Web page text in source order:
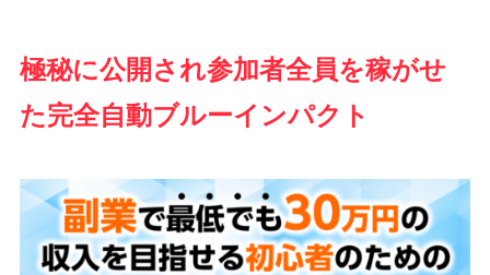
極秘に公開され参加者全員を稼がせ
た完全自動ブルーインパクト